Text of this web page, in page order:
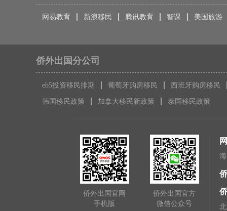
网易教育 新浪移民 腾讯教育 智课 美国旅游
侨外出国分公司
eb5投资移民排期 葡萄牙购房移民 西班牙购房移民
韩国移民政策 加拿大移民新政策 泰国移民政策
侨外出国官网
手机版
侨外出国官方
微信公众号